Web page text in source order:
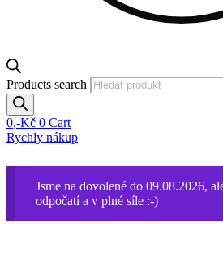
Products search
0,-Kč 0 Cart
Rychly nákup
Jsme na dovolené do 09.08.2026,
odpočatí a v plné síle :-)